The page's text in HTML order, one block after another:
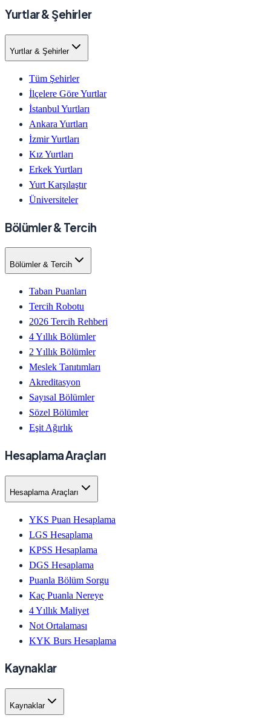
Yurtlar & Şehirler
Yurtlar & Şehirler
Tüm Şehirler
İlçelere Göre Yurtlar
İstanbul Yurtları
Ankara Yurtları
İzmir Yurtları
Kız Yurtları
Erkek Yurtları
Yurt Karşılaştır
Üniversiteler
Bölümler & Tercih
Bölümler & Tercih
Taban Puanları
Tercih Robotu
2026 Tercih Rehberi
4 Yıllık Bölümler
2 Yıllık Bölümler
Meslek Tanıtımları
Akreditasyon
Sayısal Bölümler
Sözel Bölümler
Eşit Ağırlık
Hesaplama Araçları
Hesaplama Araçları
YKS Puan Hesaplama
LGS Hesaplama
KPSS Hesaplama
DGS Hesaplama
Puanla Bölüm Sorgu
Kaç Puanla Nereye
4 Yıllık Maliyet
Not Ortalaması
KYK Burs Hesaplama
Kaynaklar
Kaynaklar